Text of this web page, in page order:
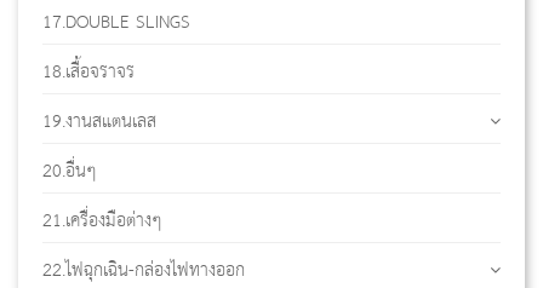
17.DOUBLE SLINGS
18.เสื้อจราจร
19.งานสแตนเลส
20.อื่นๆ
21.เครื่องมือต่างๆ
22.ไฟฉุกเฉิน-กล่องไฟทางออก